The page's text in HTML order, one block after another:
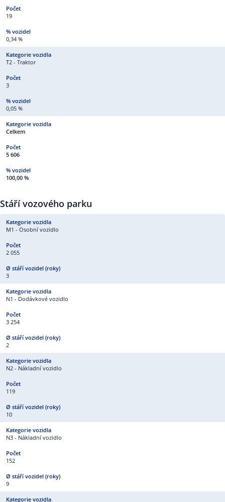
19
0,34 %
T2 - Traktor
3
0,05 %
Celkem
5 606
100,00 %
Stáří vozového parku
M1 - Osobní vozidlo
2 055
3
N1 - Dodávkové vozidlo
3 254
2
N2 - Nákladní vozidlo
119
10
N3 - Nákladní vozidlo
152
9